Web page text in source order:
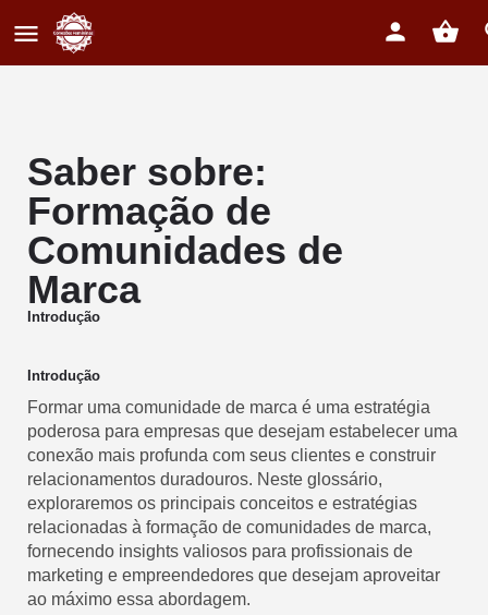
Saber sobre:
Formação de
Comunidades de
Marca
Introdução
Introdução
Formar uma comunidade de marca é uma estratégia
poderosa para empresas que desejam estabelecer uma
conexão mais profunda com seus clientes e construir
relacionamentos duradouros. Neste glossário,
exploraremos os principais conceitos e estratégias
relacionadas à formação de comunidades de marca,
fornecendo insights valiosos para profissionais de
marketing e empreendedores que desejam aproveitar
ao máximo essa abordagem.